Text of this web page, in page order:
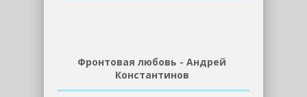
Фронтовая любовь - Андрей
Константинов